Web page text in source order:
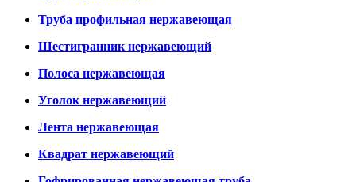
Труба профильная нержавеющая
Шестигранник нержавеющий
Полоса нержавеющая
Уголок нержавеющий
Лента нержавеющая
Квадрат нержавеющий